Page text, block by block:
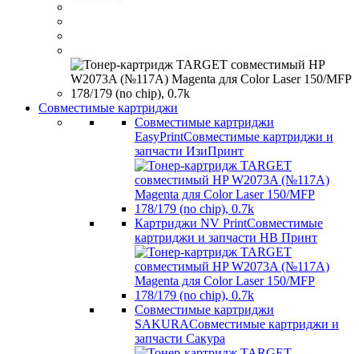
Совместимые картриджи
Совместимые картриджи
EasyPrintСовместимые картриджи и
запчасти ИзиПринт
Картриджи NV PrintСовместимые
картриджи и запчасти НВ Принт
Совместимые картриджи
SAKURAСовместимые картриджи и
запчасти Сакура